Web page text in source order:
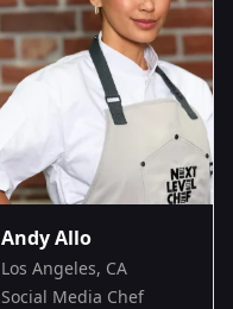
Andy Allo
Los Angeles, CA
Social Media Chef